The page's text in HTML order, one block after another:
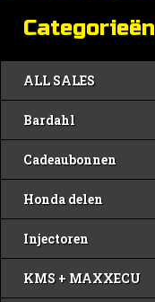
Categorieën
ALL SALES
Bardahl
Cadeaubonnen
Honda delen
Injectoren
KMS + MAXXECU